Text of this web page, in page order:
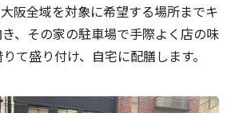
阪全域を対象に希望する場所までキ
、その家の駐車場で手際よく店の味
て盛り付け、自宅に配膳します。